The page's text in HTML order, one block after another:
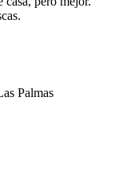
Palmas